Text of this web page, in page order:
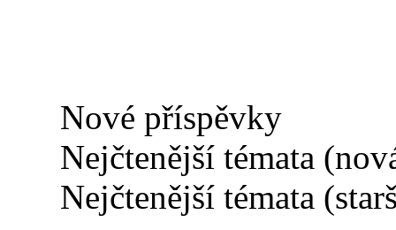
Nové příspěvky
Nejčtenější témata
Nejčtenější témata